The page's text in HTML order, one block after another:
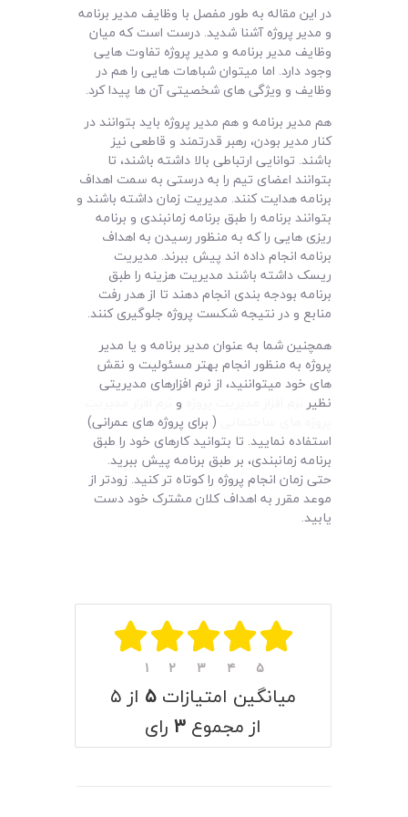
در این مقاله به طور مفصل با وظایف مدیر برنامه
و مدیر پروژه آشنا شدید. درست است که میان
وظایف مدیر برنامه و مدیر پروژه تفاوت هایی
وجود دارد. اما میتوان شباهات هایی را هم در
وظایف و ویژگی های شخصیتی آن ها پیدا کرد.
هم مدیر برنامه و هم مدیر پروژه باید بتوانند در
کنار مدیر بودن، رهبر قدرتمند و قاطعی نیز
باشند. توانایی ارتباطی بالا داشته باشند، تا
بتوانند اعضای تیم را به درستی به سمت اهداف
برنامه هدایت کنند. مدیریت زمان داشته باشند و
بتوانند برنامه را طبق برنامه زمانبندی و برنامه
ریزی هایی را که به منظور رسیدن به اهداف
برنامه انجام داده اند پیش ببرند. مدیریت
ریسک داشته باشند مدیریت هزینه را طبق
برنامه بودجه بندی انجام دهند تا از هدر رفت
منابع و در نتیجه شکست پروژه جلوگیری کنند.
همچنین شما به عنوان مدیر برنامه و یا مدیر
پروژه به منظور انجام بهتر مسئولیت و نقش
های خود میتواننید، از نرم افزارهای مدیریتی
نظیر
و
( برای پروژه های عمرانی)
استفاده نمایید. تا بتوانید کارهای خود را طبق
برنامه زمانبندی، بر طبق برنامه پیش ببرید.
حتی زمان انجام پروژه را کوتاه تر کنید. زودتر از
موعد مقرر به اهداف کلان مشترک خود دست
یابید.
۱ ۲ ۳ ۴ ۵
میانگین امتیازات ۵ از ۵
از مجموع ۳ رای